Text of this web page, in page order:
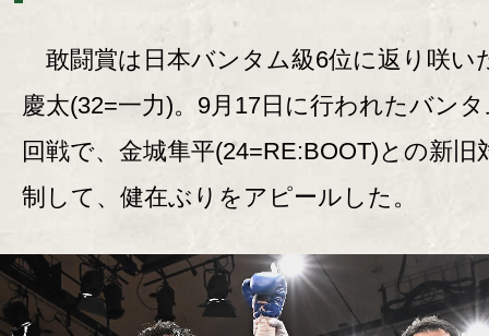
敢闘賞は日本バンタム級6位に返り咲い
慶太(32=一力)。9月17日に行われたバン
回戦で、金城隼平(24=RE:BOOT)との新旧
制して、健在ぶりをアピールした。